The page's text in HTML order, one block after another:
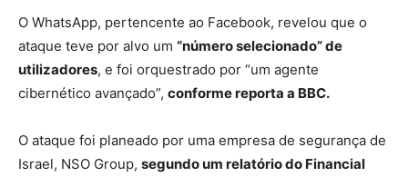
O WhatsApp, pertencente ao Facebook, revelou que o
ataque teve por alvo um “número selecionado” de
utilizadores, e foi orquestrado por “um agente
cibernético avançado”, conforme reporta a BBC.
O ataque foi planeado por uma empresa de segurança de
Israel, NSO Group, segundo um relatório do Financial